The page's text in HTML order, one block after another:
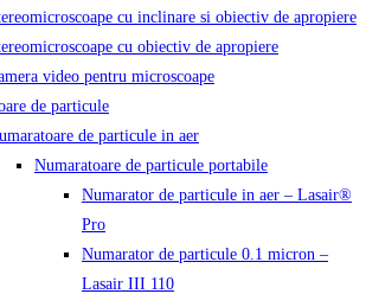
cu inclinare si obiectiv de apropiere
cu obiectiv de apropiere
video pentru microscoape
de particule
de particule in aer
Numaratoare de particule portabile
Numarator de particule in aer – Lasair®
Pro
Numarator de particule 0.1 micron –
Lasair III 110